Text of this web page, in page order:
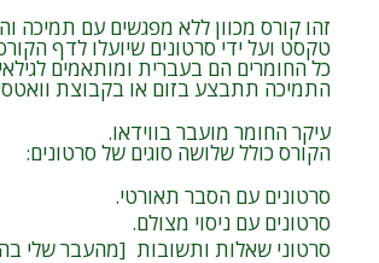
זהו קורס מכוון ללא מפגשים עם תמיכה
טקסט ועל ידי סרטונים שיועלו לדף
כל החומרים הם בעברית ומותאמים לגילאי 12 עד 90.
התמיכה תתבצע בזום או בקבוצת
עיקר החומר מועבר בווידאו.
הקורס כולל שלושה סוגים של סרטונים:
סרטונים עם הסבר תאורטי.
סרטונים עם ניסוי מצולם.
סרטוני שאלות ותשובות [מהעבר שלי